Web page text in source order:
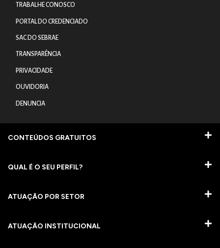
TRABALHE CONOSCO
PORTAL DO CREDENCIADO
SAC DO SEBRAE
TRANSPARÊNCIA
PRIVACIDADE
OUVIDORIA
DENUNCIA
CONTEÚDOS GRATUITOS
QUAL É O SEU PERFIL?
ATUAÇÃO POR SETOR
ATUAÇÃO INSTITUCIONAL